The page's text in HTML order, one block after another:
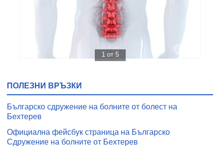
1 от 5
ПОЛЕЗНИ ВРЪЗКИ
Българско сдружение на болните от болест на
Бехтерев
Официална фейсбук страница на Българско
Сдружение на болните от Бехтерев